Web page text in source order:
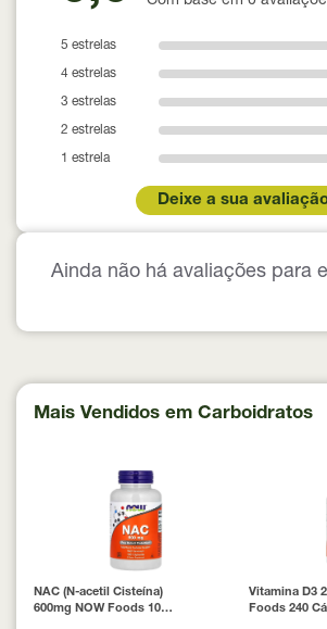
5 estrelas
4 estrelas
3 estrelas
2 estrelas
1 estrela
Deixe a sua
Ainda não há avaliações para
Mais Vendidos em Carboidratos
NAC (N-acetil Cisteína)
600mg NOW Foods 100
Vitamina D3
Foods 240